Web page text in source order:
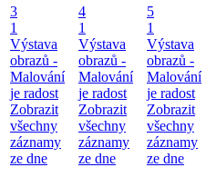
3
1
Výstava
obrazů -
Malování
je radost
Zobrazit
všechny
záznamy
ze dne
4
1
Výstava
obrazů -
Malování
je radost
Zobrazit
všechny
záznamy
ze dne
5
1
Výstava
obrazů -
Malování
je radost
Zobrazit
všechny
záznamy
ze dne